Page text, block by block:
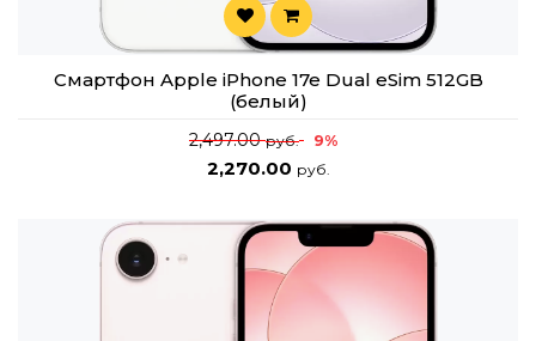
Смартфон Apple iPhone 17e Dual eSim 512GB
(белый)
2,497.00руб. 9%
2,270.00 руб.